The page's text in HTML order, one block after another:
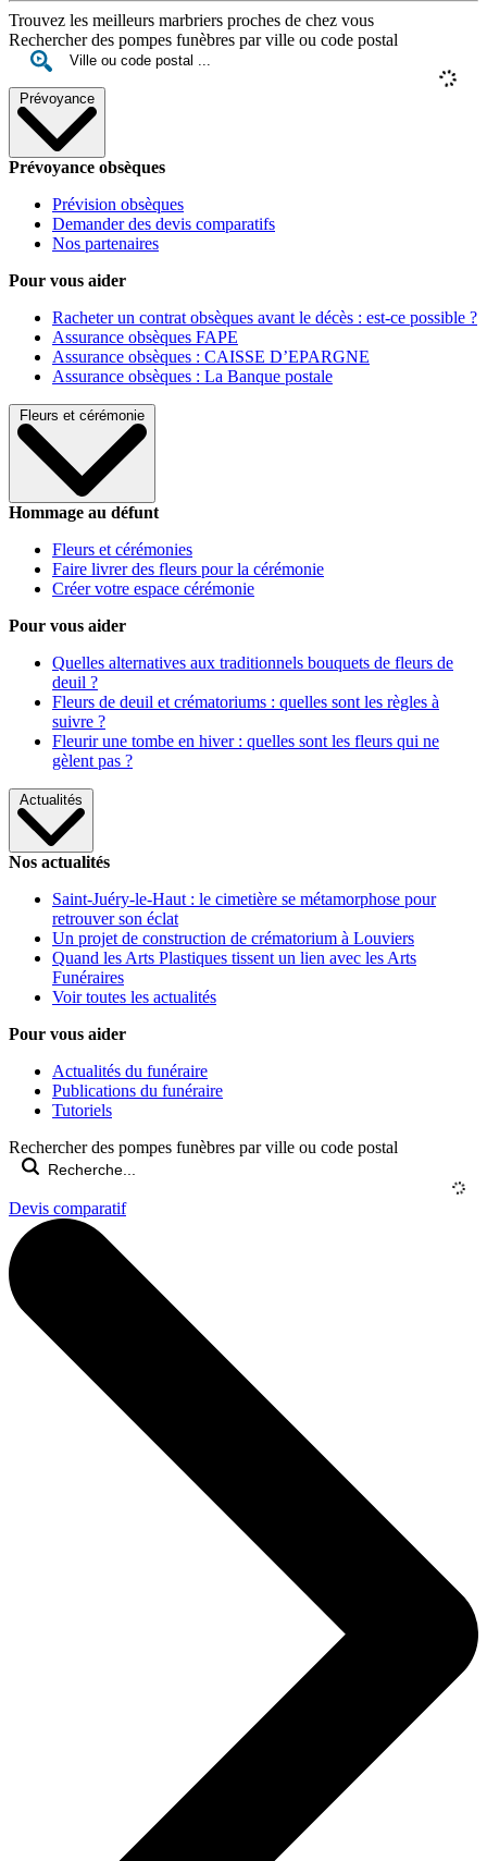
Trouvez les meilleurs marbriers proches de chez vous
Rechercher des pompes funèbres par ville ou code postal
Prévoyance
Prévoyance obsèques
Prévision obsèques
Demander des devis comparatifs
Nos partenaires
Pour vous aider
Racheter un contrat obsèques avant le décès : est-ce possible ?
Assurance obsèques FAPE
Assurance obsèques : CAISSE D’EPARGNE
Assurance obsèques : La Banque postale
Fleurs et cérémonie
Hommage au défunt
Fleurs et cérémonies
Faire livrer des fleurs pour la cérémonie
Créer votre espace cérémonie
Pour vous aider
Quelles alternatives aux traditionnels bouquets de fleurs de
deuil ?
Fleurs de deuil et crématoriums : quelles sont les règles à
suivre ?
Fleurir une tombe en hiver : quelles sont les fleurs qui ne
gèlent pas ?
Actualités
Nos actualités
Saint-Juéry-le-Haut : le cimetière se métamorphose pour
retrouver son éclat
Un projet de construction de crématorium à Louviers
Quand les Arts Plastiques tissent un lien avec les Arts
Funéraires
Voir toutes les actualités
Pour vous aider
Actualités du funéraire
Publications du funéraire
Tutoriels
Rechercher des pompes funèbres par ville ou code postal
Devis comparatif